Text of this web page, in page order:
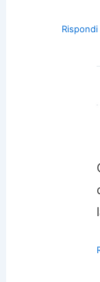
Rispondi